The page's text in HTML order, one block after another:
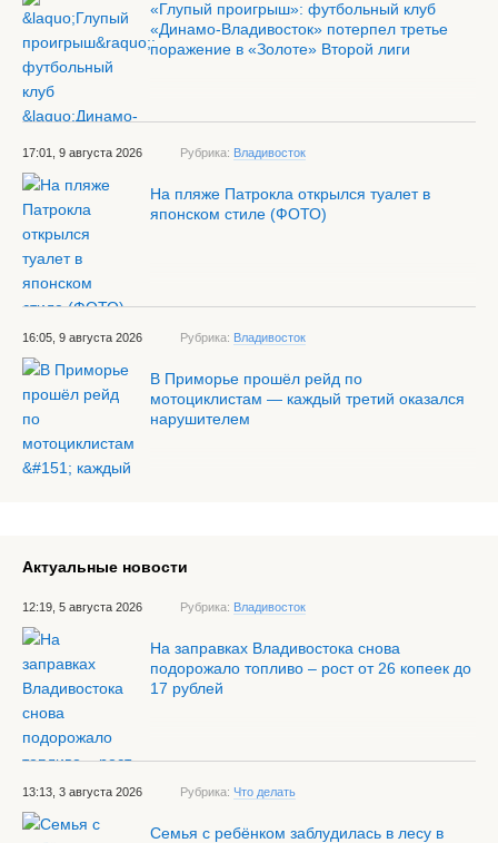
«Глупый проигрыш»: футбольный клуб
«Динамо-Владивосток» потерпел третье
поражение в «Золоте» Второй лиги
17:01, 9 августа 2026 Рубрика: Владивосток
На пляже Патрокла открылся туалет в
японском стиле (ФОТО)
16:05, 9 августа 2026 Рубрика: Владивосток
В Приморье прошёл рейд по
мотоциклистам — каждый третий оказался
нарушителем
Актуальные новости
12:19, 5 августа 2026 Рубрика: Владивосток
На заправках Владивостока снова
подорожало топливо – рост от 26 копеек до
17 рублей
13:13, 3 августа 2026 Рубрика: Что делать
Семья с ребёнком заблудилась в лесу в